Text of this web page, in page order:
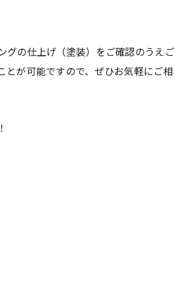
グの仕上げ（塗装）をご確認のうえご
が可能ですので、ぜひお気軽にご相